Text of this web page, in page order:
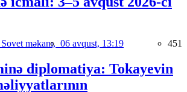
məkanı, 06 avqust, 13:19 451
diplomatiya: Tokayevin